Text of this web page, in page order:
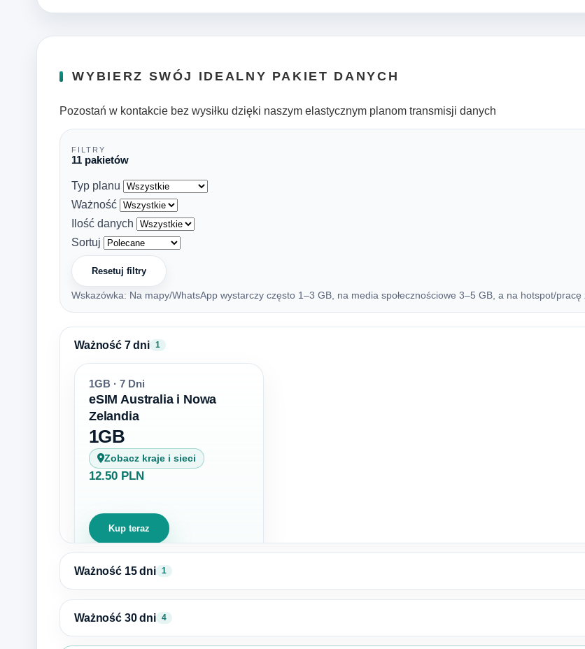
WYBIERZ SWÓJ IDEALNY PAKIET DANYCH
Pozostań w kontakcie bez wysiłku dzięki naszym elastycznym planom transmisji danych
FILTRY
11 pakietów
Typ planu
Ważność
Ilość danych
Sortuj
Resetuj filtry
Wskazówka: Na mapy/WhatsApp wystarczy często 1–3 GB, na media społecznościowe 3–5 GB, a na hotspot/
Ważność 7 dni 1
1GB · 7 Dni
eSIM Australia i Nowa
Zelandia
1GB
Zobacz kraje i sieci
12.50 PLN
Kup teraz
Ważność 15 dni 1
Ważność 30 dni 4